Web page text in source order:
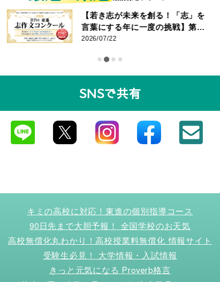
【若き志が未来を創る！「志」を
言葉にする年に一度の挑戦】第7
回 東進 志作文コンクール 優秀者
2026/07/22
SNSで共有
キミの高校に対応！東進の個別指導コース
90日先まで大胆予報！ 全国学校のお天気
高校無償化丸わかり！高校授業料無償化 情報サイト
受験生必見！ 大学情報・入試情報
きっと元気になる Proverb格言